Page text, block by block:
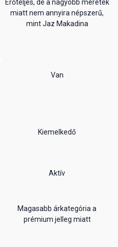
Erőteljes, de a nagyobb méretek
miatt nem annyira népszerű,
mint Jaz Makadina
Van
Kiemelkedő
Aktív
Magasabb árkategória a
prémium jelleg miatt